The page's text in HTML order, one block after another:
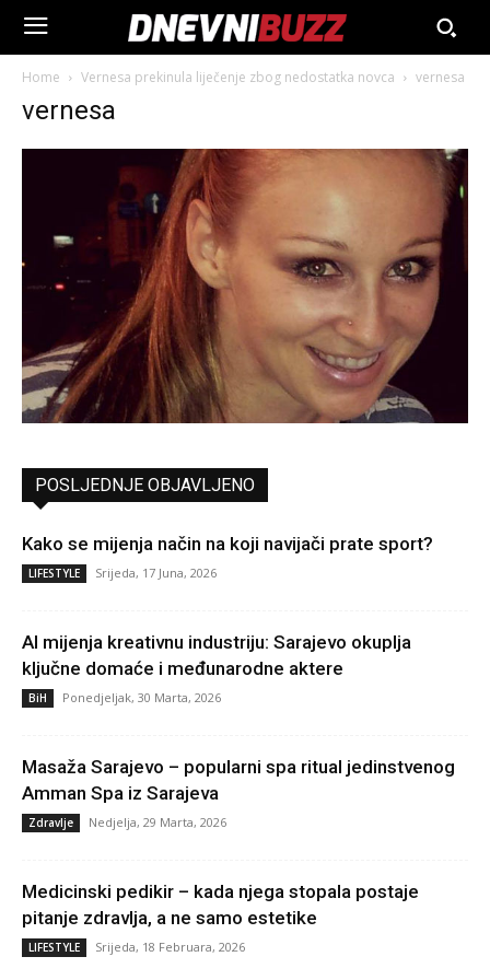
Home Vernesa prekinula liječenje zbog nedostatka novca vernesa
vernesa
POSLJEDNJE OBJAVLJENO
Kako se mijenja način na koji navijači prate sport?
LIFESTYLE Srijeda, 17 Juna, 2026
AI mijenja kreativnu industriju: Sarajevo okuplja
ključne domaće i međunarodne aktere
BiH Ponedjeljak, 30 Marta, 2026
Masaža Sarajevo – popularni spa ritual jedinstvenog
Amman Spa iz Sarajeva
Zdravlje Nedjelja, 29 Marta, 2026
Medicinski pedikir – kada njega stopala postaje
pitanje zdravlja, a ne samo estetike
LIFESTYLE Srijeda, 18 Februara, 2026